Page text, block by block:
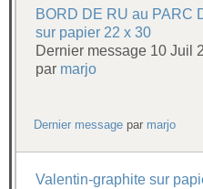
BORD DE RU au PARC
sur papier 22 x 30
Dernier message 10 Juil
par marjo
Dernier message par marjo
Valentin-graphite sur